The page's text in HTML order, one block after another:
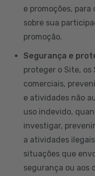
e promoções,
sobre sua
promoção.
Segurança e
proteger o Site, os
comerciais,
e atividades não
uso indevido,
investigar,
a atividades
situações que
segurança ou aos